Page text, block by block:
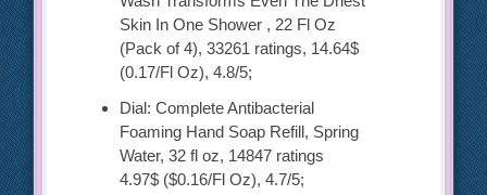
Skin In One Shower , 22 Fl Oz
(Pack of 4), 33261 ratings, 14.64$
(0.17/Fl Oz), 4.8/5;
Dial: Complete Antibacterial
Foaming Hand Soap Refill, Spring
Water, 32 fl oz, 14847 ratings
4.97$ ($0.16/Fl Oz), 4.7/5;